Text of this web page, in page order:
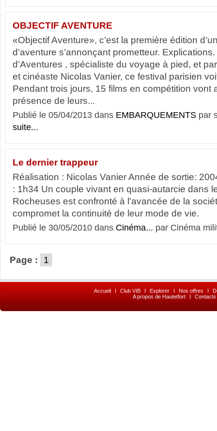
OBJECTIF AVENTURE
«Objectif Aventure», c’est la première édition
d'aventure s’annonçant prometteur.
d’Aventures , spécialiste du voyage à pied, et
et cinéaste Nicolas Vanier, ce festival parisien
Pendant trois jours, 15 films en compétition vont
présence de leurs...
Publié le 05/04/2013 dans EMBARQUEMENTS par
suite...
Le dernier trappeur
Réalisation : Nicolas Vanier Année de sortie:
: 1h34 Un couple vivant en quasi-autarcie dans
Rocheuses est confronté à l'avancée de la
compromet la continuité de leur mode de vie.
Publié le 30/05/2010 dans Cinéma... par Cinéma
Page : 1
Accueil I Club VIB I Explorer I Nos offres I
A propos de Hautetfort
I Contacts